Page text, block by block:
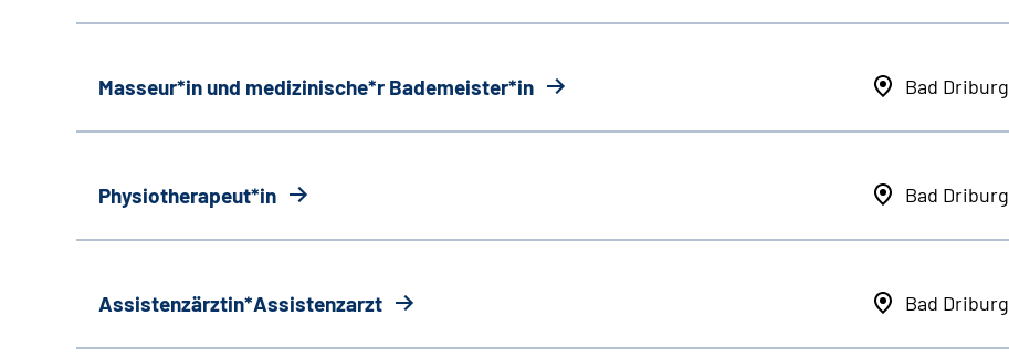
Masseur*in und medizinische*r Bademeister*in Bad Driburg
Physiotherapeut*in Bad Driburg
Assistenzärztin*Assistenzarzt Bad Driburg